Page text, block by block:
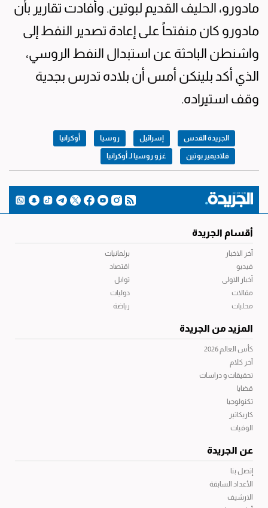
مادورو، الحليف القديم لبوتين. وأفادت تقارير بأن
مادورو كان منفتحاً على إعادة تصدير النفط إلى
واشنطن الباحثة عن استبدال النفط الروسي،
الذي أكد بلينكن أمس أن بلاده تدرس بجدية
وقف استيراده.
الجريدة القدس إسرائيل روسيا أوكرانيا
فلاديمير بوتين غزو روسيا لـ أوكرانيا
أقسام الجريدة
آخر الاخبار
فيديو
أخبار الاولى
مقالات
محليات
برلمانيات
اقتصاد
توابل
دوليات
رياضة
المزيد من الجريدة
كأس العالم 2026
آخر كلام
تحقيقات و دراسات
قضايا
تكنولوجيا
كاريكاتير
الوفيات
عن الجريدة
إتصل بنا
الأعداد السابقة
الارشيف